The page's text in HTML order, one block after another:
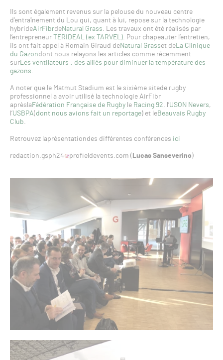
Ils sont également revenus sur la pelouse du nouveau centre
d’entraînement du Lou qui, quant à lui, repose sur la technologie
hybrideAirFibrdeNatural Grass . Les travaux ont été réalisés par
l’entrepreneur TERIDEAL (ex TARVEL). Pour chapeauter l’entretien,
ils ont fait appel à Romain Giraud deNatural Grasset deLa Clinique
du Gazondont nous relayons les articles comme récemment
surLes ventilateurs : des alliés pour diminuer la température des
gazons
A noter que le Matmut Stadium est le sixième sitede rugby
professionnel a avoir utilisé la technologie AirFibr
aprèsla Fédération Française de Rugbyle Racing 92, l’USON Nevers,
l’USBPA( dont nous avions fait un reportage) et leBeauvais Rugby
Club
Retrouvez laprésentationdes différentes conférences ici
redaction.gsph24 profieldevents.com ( Lucas Sanseverino )